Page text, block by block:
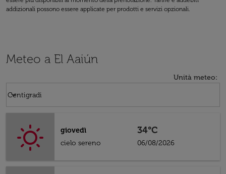
addizionali possono essere applicate per prodotti e servizi opzionali.
Meteo a El Aaiún
Unità meteo:
Centigradi
keyboard_arrow_down
giovedì
cielo sereno
34°C
06/08/2026